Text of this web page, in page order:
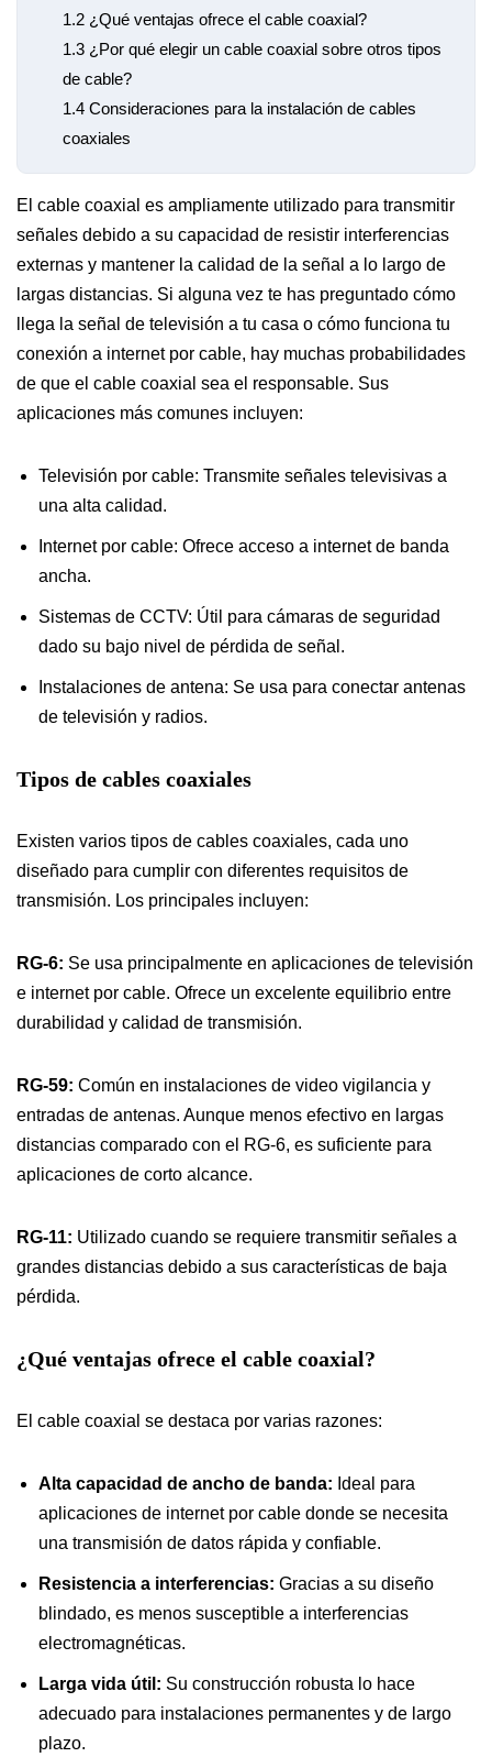
1.2¿Qué ventajas ofrece el cable coaxial?
1.3¿Por qué elegir un cable coaxial sobre otros tipos
de cable?
1.4Consideraciones para la instalación de cables
coaxiales
El cable coaxial es ampliamente utilizado para transmitir
señales debido a su capacidad de resistir interferencias
externas y mantener la calidad de la señal a lo largo de
largas distancias. Si alguna vez te has preguntado cómo
llega la señal de televisión a tu casa o cómo funciona tu
conexión a internet por cable, hay muchas probabilidades
de que el cable coaxial sea el responsable. Sus
aplicaciones más comunes incluyen:
Televisión por cable: Transmite señales televisivas a
una alta calidad.
Internet por cable: Ofrece acceso a internet de banda
ancha.
Sistemas de CCTV: Útil para cámaras de seguridad
dado su bajo nivel de pérdida de señal.
Instalaciones de antena: Se usa para conectar antenas
de televisión y radios.
Tipos de cables coaxiales
Existen varios tipos de cables coaxiales, cada uno
diseñado para cumplir con diferentes requisitos de
transmisión. Los principales incluyen:
RG-6: Se usa principalmente en aplicaciones de televisión
e internet por cable. Ofrece un excelente equilibrio entre
durabilidad y calidad de transmisión.
RG-59: Común en instalaciones de video vigilancia y
entradas de antenas. Aunque menos efectivo en largas
distancias comparado con el RG-6, es suficiente para
aplicaciones de corto alcance.
RG-11: Utilizado cuando se requiere transmitir señales a
grandes distancias debido a sus características de baja
pérdida.
¿Qué ventajas ofrece el cable coaxial?
El cable coaxial se destaca por varias razones:
Alta capacidad de ancho de banda: Ideal para
aplicaciones de internet por cable donde se necesita
una transmisión de datos rápida y confiable.
Resistencia a interferencias: Gracias a su diseño
blindado, es menos susceptible a interferencias
electromagnéticas.
Larga vida útil: Su construcción robusta lo hace
adecuado para instalaciones permanentes y de largo
plazo.